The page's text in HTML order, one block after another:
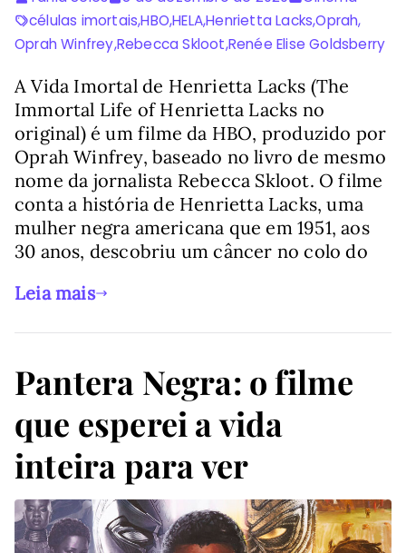
células imortais,HBO,HELA,Henrietta Lacks,Oprah,
Oprah Winfrey,Rebecca Skloot,Renée Elise Goldsberry
A Vida Imortal de Henrietta Lacks (The
Immortal Life of Henrietta Lacks no
original) é um filme da HBO, produzido por
Oprah Winfrey, baseado no livro de mesmo
nome da jornalista Rebecca Skloot. O filme
conta a história de Henrietta Lacks, uma
mulher negra americana que em 1951, aos
30 anos, descobriu um câncer no colo do
Leia mais
Pantera Negra: o filme
que esperei a vida
inteira para ver